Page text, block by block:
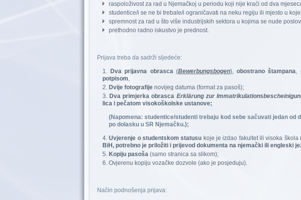
raspoloživost za rad u Njemačkoj u periodu koji nije kraći od dva
studentice/i se ne bi trebale/i ograničavati na neku regiju ili mjesto u
spremnost za rad u što više industrijskih sektora u kojima se nude
prethodno radno iskustvo je prednost.
Prijava treba da sadrži sljedeće:
Dva prijavna obrasca (Bewerbungsbogen),obostrano štampana,
potpisom,
Dvije fotografije novijeg datuma (format za pasoš);
Dva primjerka obrasca Erklärung zur
lica i pečatom visokoškolske ustanove;
(Napomena: studentice/studenti trebaju kod sebe sačuvati jedan
po dolasku u SR Njemačku.);
Uvjerenje o studentskom statusu koje je izdao fakultet ili visoka škola
BiH, potrebno je priložiti i prijevod dokumenta na njemački ili engleski
Kopiju pasoša (samo stranica sa slikom);
Ovjerenu kopiju vozačke dozvole (ako je posjeduju).
Način podnošenja prijava: